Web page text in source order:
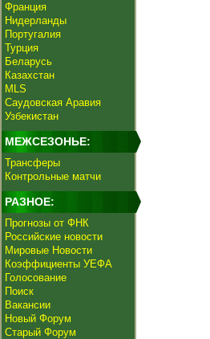
Франция
Нидерланды
Португалия
Турция
Беларусь
Казахстан
MLS
Саудовская Аравия
Узбекистан
МЕЖСЕЗОНЬЕ:
Трансферы
Контрольные матчи
РАЗНОЕ:
Прогнозы от ФНК
Российские новости
Мировые Новости
Коэффициенты УЕФА
Голосование
Поиск
Вакансии
Новый Форум
Старый Форум